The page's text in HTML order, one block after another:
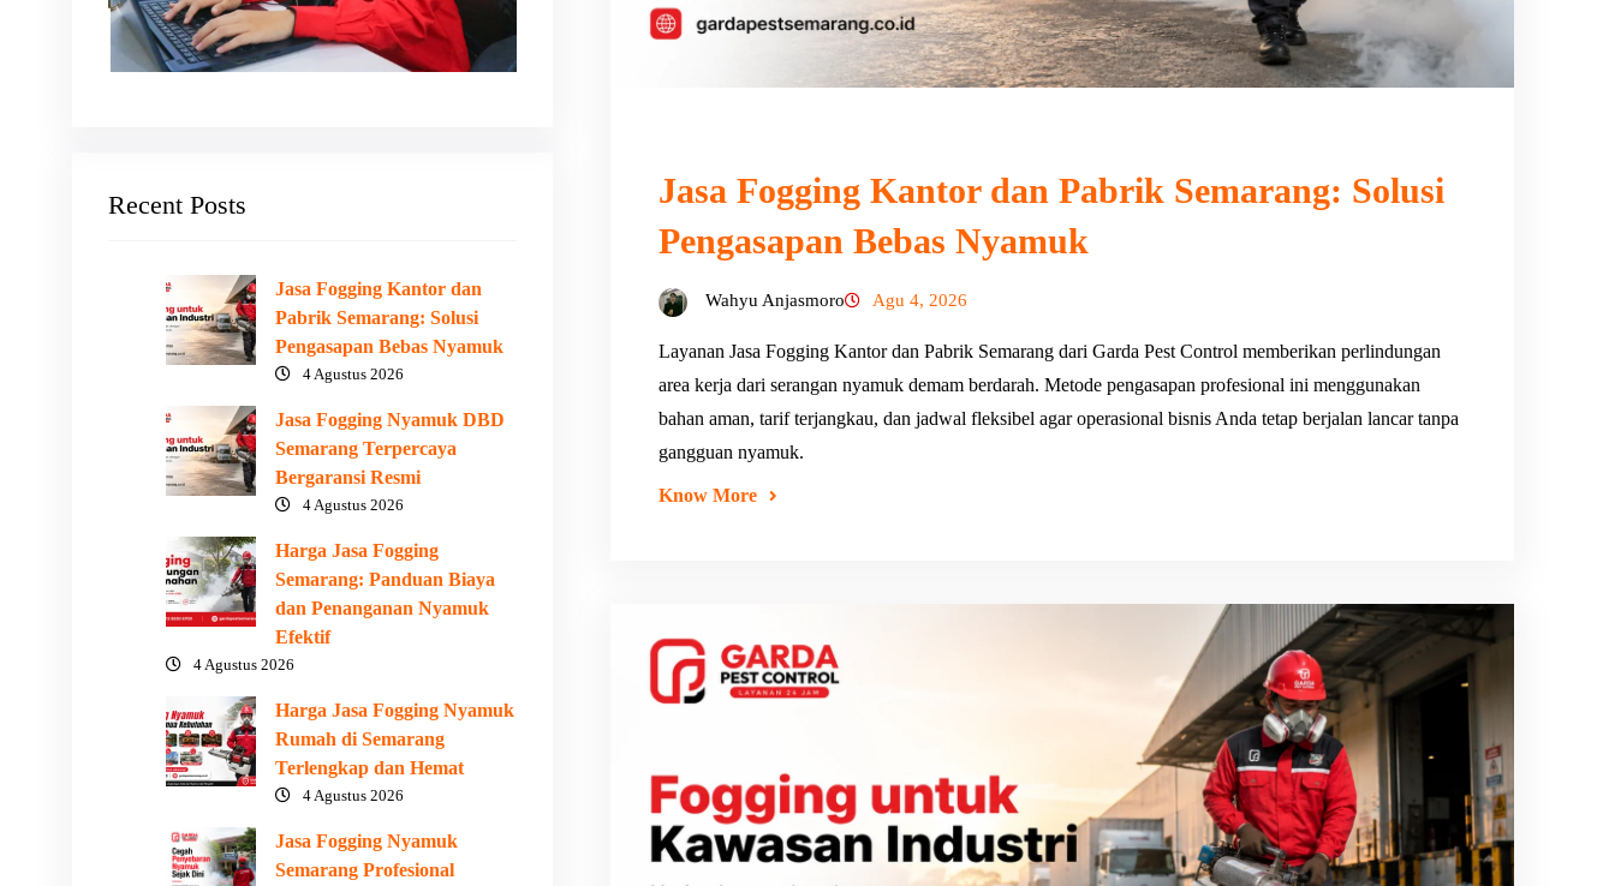
Recent Posts
Jasa Fogging Kantor dan
Pabrik Semarang: Solusi
Pengasapan Bebas Nyamuk
4 Agustus 2026
Jasa Fogging Nyamuk DBD
Semarang Terpercaya
Bergaransi Resmi
4 Agustus 2026
Harga Jasa Fogging
Semarang: Panduan Biaya
dan Penanganan Nyamuk
Efektif
4 Agustus 2026
Harga Jasa Fogging Nyamuk
Rumah di Semarang
Terlengkap dan Hemat
4 Agustus 2026
Jasa Fogging Nyamuk
Semarang Profesional
Jasa Fogging Kantor dan Pabrik Semarang: Solusi
Pengasapan Bebas Nyamuk
Wahyu Anjasmoro Agu 4, 2026
Layanan Jasa Fogging Kantor dan Pabrik Semarang dari Garda Pest Control memberikan perlindungan
area kerja dari serangan nyamuk demam berdarah. Metode pengasapan profesional ini menggunakan
bahan aman, tarif terjangkau, dan jadwal fleksibel agar operasional bisnis Anda tetap berjalan lancar tanpa
gangguan nyamuk.
Know More